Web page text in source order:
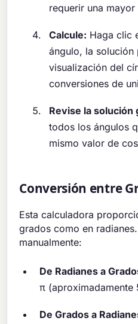
requerir una
Calcule: Haga clic
ángulo, la solución
visualización del
conversiones de
Revise la solución
todos los ángulos
mismo valor de
Conversión entre
Esta calculadora
grados como en
manualmente:
De Radianes a
π (aproximadamente
De Grados a